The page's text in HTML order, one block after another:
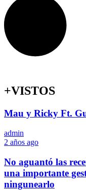
+VISTOS
Mau y Ricky Ft.
admin
2 años ago
No aguantó las
una importante
ningunearlo